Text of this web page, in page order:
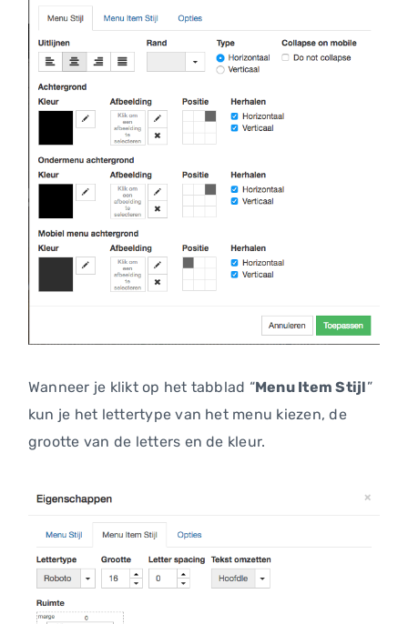
Wanneer je klikt op het tabblad “Menu Item Stijl”
kun je het lettertype van het menu kiezen, de
grootte van de letters en de kleur.